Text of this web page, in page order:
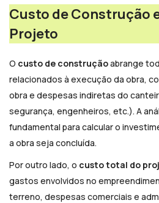
Custo de Construção
Projeto
O custo de construçãoabrange
relacionados à execução da obra,
obra e despesas indiretas do
segurança, engenheiros, etc.). A
fundamental para calcular o
a obra seja concluída.
Por outro lado, o custo total do
gastos envolvidos no
terreno, despesas comerciais e